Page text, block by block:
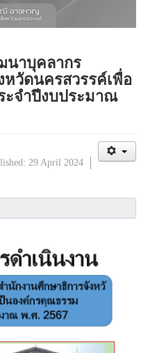
นาบุคลากร
หวัดนครสวรรค์เพื่อ
ะจำปีงบประมาณ
29 April 2024